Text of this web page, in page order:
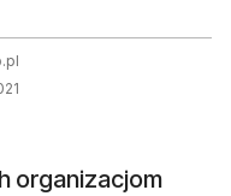
organizacjom